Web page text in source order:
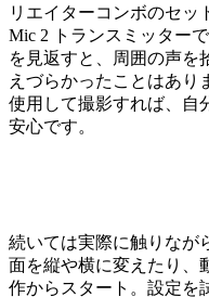
リエイターコンボのセッ
Mic 2 トランスミッター
を見返すと、周囲の声を
えづらかったことはあり
使用して撮影すれば、自
安心です。
続いては実際に触りなが
面を縦や横に変えたり、
作からスタート。設定を